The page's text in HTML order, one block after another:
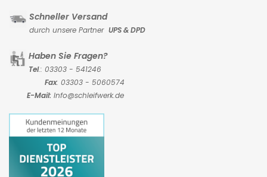
Schneller Versand
durch unsere Partner UPS & DPD
Haben Sie Fragen?
Tel.: 03303 - 541246
Fax: 03303 - 5060574
E-Mail: Info@schleifwerk.de